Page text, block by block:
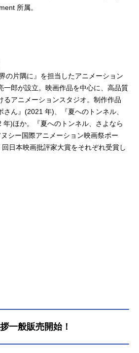
所属。
の片隅に』を担当したアニメーション
一郎が設立。映画作品を中心に、高品質
るアニメーションスタジオ。制作作品
さん』(2021 年)、『夏へのトンネル、
年)ほか。『夏へのトンネル、さよなら
シー国際アニメーション映画祭ポー
日本映画批評家大賞をそれぞれ受賞し
一般販売開始！